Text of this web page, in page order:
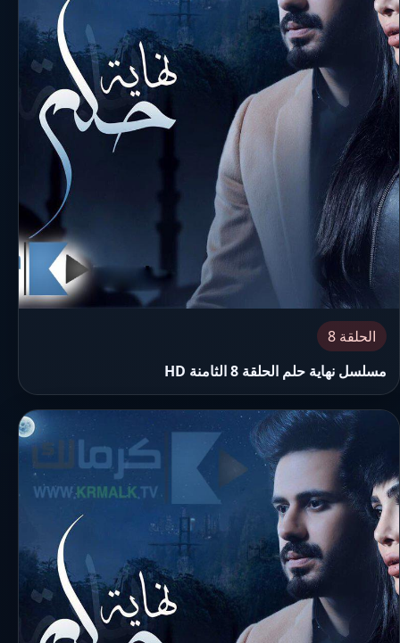
الحلقة 8
مسلسل نهاية حلم الحلقة 8 الثامنة HD